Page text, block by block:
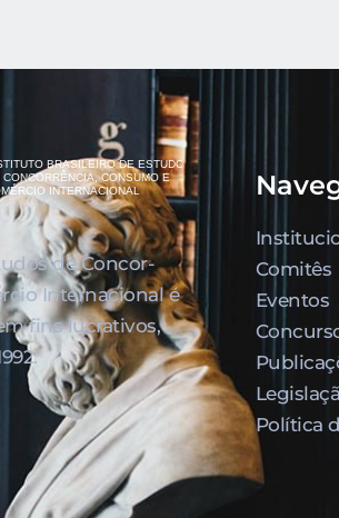
de Concor­
Internacional é
fins lucrativos,
Comitês
Eventos
Política